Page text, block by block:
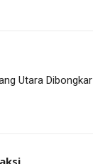
Utara Dibongkar